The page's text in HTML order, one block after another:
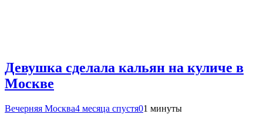
Девушка сделала кальян на куличе в
Москве
Вечерняя Москва4 месяца спустя01 минуты